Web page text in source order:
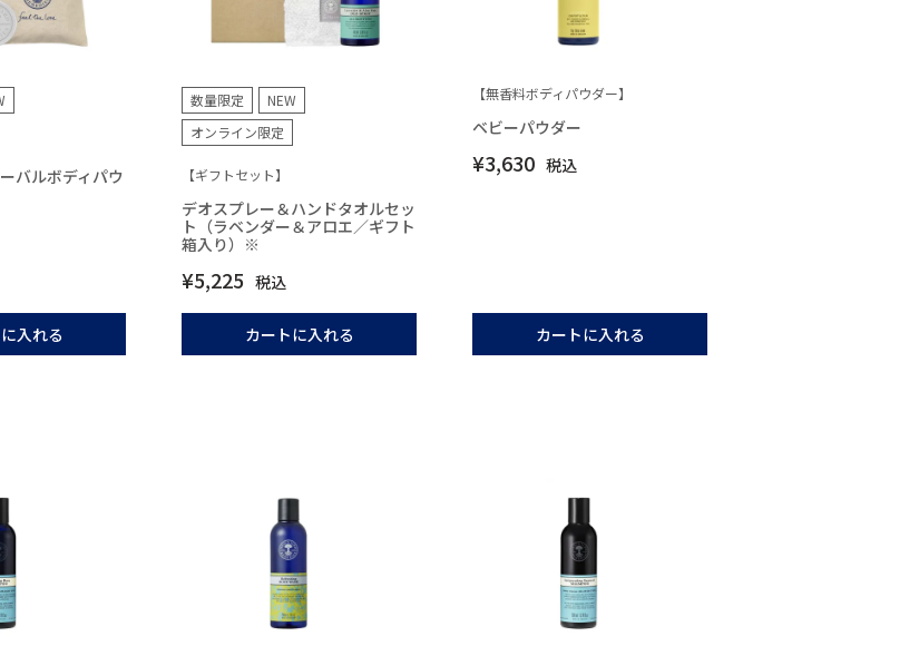
バルボディパウ
入れる
数量限定
NEW
オンライン限定
【ギフトセット】
デオスプレー＆ハンドタオルセッ
ト（ラベンダー＆アロエ／ギフト
箱入り）※
¥5,225 税込
カートに入れる
【無香料ボディパウダー】
ベビーパウダー
¥3,630 税込
カートに入れる